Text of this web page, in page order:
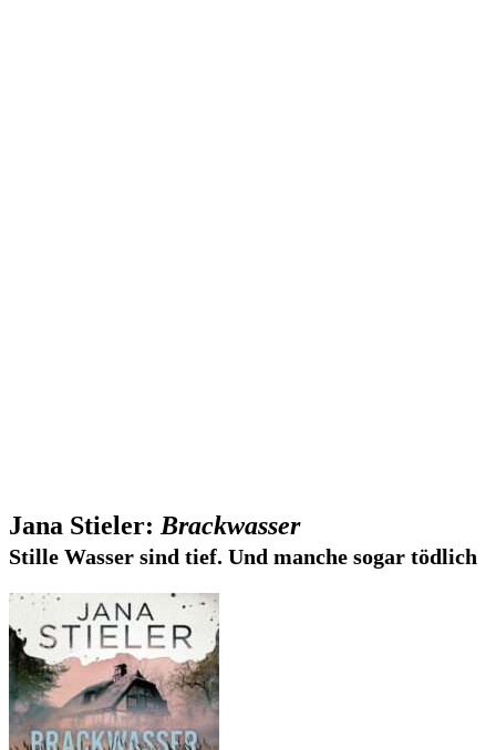
Jana Stieler: Brackwasser
Stille Wasser sind tief. Und manche sogar tödlich